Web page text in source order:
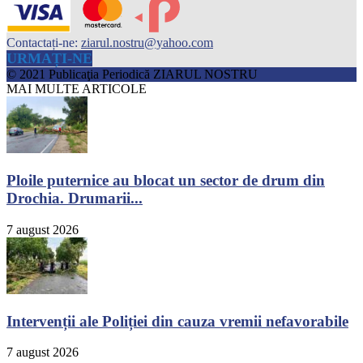
Contactați-ne: ziarul.nostru@yahoo.com
URMAȚI-NE
© 2021 Publicaţia Periodică ZIARUL NOSTRU
MAI MULTE ARTICOLE
Ploile puternice au blocat un sector de drum din
Drochia. Drumarii...
7 august 2026
Intervenții ale Poliției din cauza vremii nefavorabile
7 august 2026